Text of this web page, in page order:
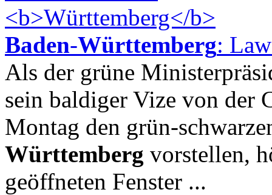
Baden-Württemberg:
Als der grüne
sein baldiger Vize von der
Montag den grün-
Württemberg vorstellen,
geöffneten Fenster ...